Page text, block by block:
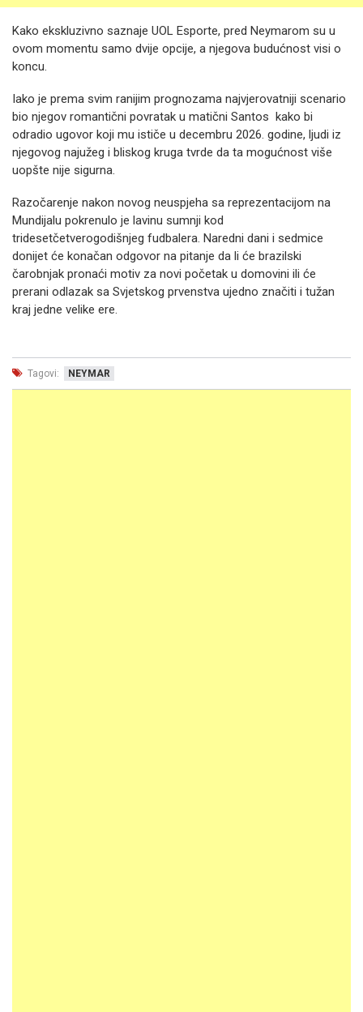
Kako ekskluzivno saznaje UOL Esporte, pred Neymarom su u
ovom momentu samo dvije opcije, a njegova budućnost visi o
koncu.
Iako je prema svim ranijim prognozama najvjerovatniji scenario
bio njegov romantični povratak u matični Santos kako bi
odradio ugovor koji mu ističe u decembru 2026. godine, ljudi iz
njegovog najužeg i bliskog kruga tvrde da ta mogućnost više
uopšte nije sigurna.
Razočarenje nakon novog neuspjeha sa reprezentacijom na
Mundijalu pokrenulo je lavinu sumnji kod
tridesetčetverogodišnjeg fudbalera. Naredni dani i sedmice
donijet će konačan odgovor na pitanje da li će brazilski
čarobnjak pronaći motiv za novi početak u domovini ili će
prerani odlazak sa Svjetskog prvenstva ujedno značiti i tužan
kraj jedne velike ere.
Tagovi: NEYMAR